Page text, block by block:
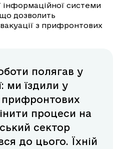
системи
що дозволить
з прифронтових
полягав у
ми їздили у
процеси на
сектор
до цього. Їхній